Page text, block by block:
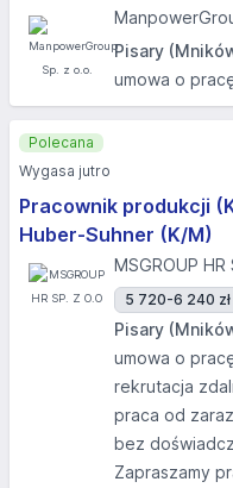
Pisary
umowa o
Pracownik produkcji
Huber-Suhner (K/M)
MSGROUP HR
5 720-6 240 zł
Pisary
umowa o
rekrutacja
praca od zaraz
bez
Zapraszamy
Polecana
Wygasa jutro